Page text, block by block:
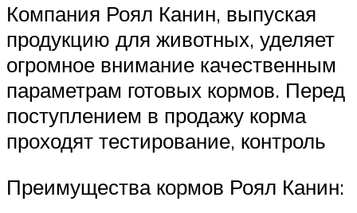
Компания Роял Канин, выпуская
продукцию для животных, уделяет
огромное внимание качественным
параметрам готовых кормов. Перед
поступлением в продажу корма
проходят тестирование, контроль
Преимущества кормов Роял Канин: